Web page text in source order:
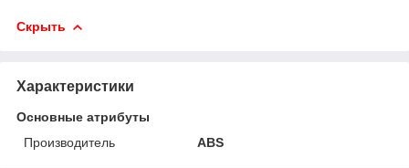
Скрыть
Характеристики
Основные атрибуты
Производитель
ABS